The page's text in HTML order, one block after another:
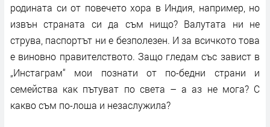
родината си от повечето хора в Индия, например, но
извън страната си да съм нищо? Валутата ни не
струва, паспортът ни е безполезен. И за всичкото това
е виновно правителството. Защо гледам със завист в
„Инстаграм“ мои познати от по-бедни страни и
семейства как пътуват по света – а аз не мога? С
какво съм по-лоша и незаслужила?